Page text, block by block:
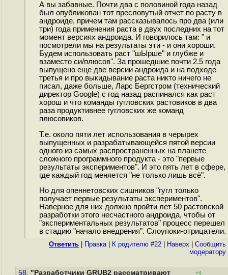
А вы забавные. Почти два с половиной года назад
был опубликован тот пресловутый отчет по расту в
андроиде, причем там рассказывалось про два (или
три) года применения раста в двух последних на тот
момент версиях андроида. И говорилось там: " и
посмотрели мы на результаты эти - и они хороши.
Будем использовать раст "шЫрше" и глубже и
взаместо си/плюсов". За прошедшие почти 2.5 года
выпущено еще две версии андроида и на подходе
третья и про выкидывание раста никто ничего не
писал, даже больше, Ларс Бергстром (технический
директор Google) с год назад распинался как раст
хорош и что команды гугловских растовиков в два
раза продуктивнее гугловских же команд
плюсовиков.
Т.е. около пяти лет использования в черырех
выпущенных и разрабатывающейся пятой версии
одного из самых распространенных на планете
сложного программного продукта - это "первые
результаты экспериментов". И это пять лет в сфере,
где каждый год меняется "не только лишь всё".
Но для опеннетовских сишников "гугл только
получает первые результаты экспериментов".
Наверное для них должно пройти лет 50 растовской
разработки этого несчастного андроида, чтобы от
"экспериментальных результатов" процесс перешел
в стадию "начало внедрения". Слоупоки-отрицатели.
Ответить Правка| К родителю #22 Наверх
Cообщить
модератору
58. "Разработчики GRUB2 рассматривают +4